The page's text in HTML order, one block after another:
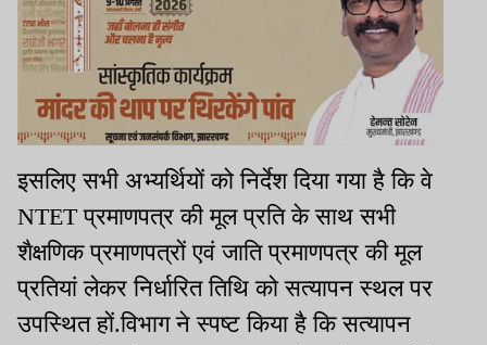
इसलिए सभी अभ्यर्थियों को निर्देश दिया गया है कि वे
NTET प्रमाणपत्र की मूल प्रति के साथ सभी
शैक्षणिक प्रमाणपत्रों एवं जाति प्रमाणपत्र की मूल
प्रतियां लेकर निर्धारित तिथि को सत्यापन स्थल पर
उपस्थित हों.विभाग ने स्पष्ट किया है कि सत्यापन